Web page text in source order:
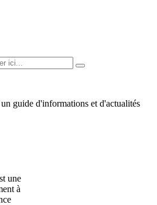
guide d'informations et d'actualités
une
à